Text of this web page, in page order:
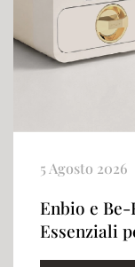
5 Agosto 2026
Enbio e Be-
Essenziali